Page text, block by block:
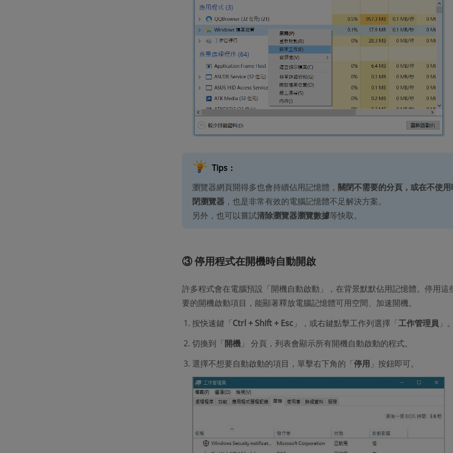
Tips：
瀏覽器網頁開得多也會持續佔用記憶體， 關閉不需要的分頁，或在不使用
閉瀏覽器，也是非常有效的電腦記憶體不足解決方案。
另外，也可以嘗試清除瀏覽器瀏覽數據等快取。
③ 停用程式在開機時自動開啟
許多程式會在電腦預設「開機自動啟動」，在背景默默佔用記憶體。停用這
要的開機啟動項目，能顯著釋放電腦記憶體可用空間、加速開機。
按快速鍵「Ctrl + Shift + Esc」，或右鍵點擊工作列選擇「工作管理員 」
切換到「開機」 分頁，列表會顯示所有開機自動啟動的程式。
選擇不想要自動啟動的項目，單擊右下角的「停用 」按鈕即可。